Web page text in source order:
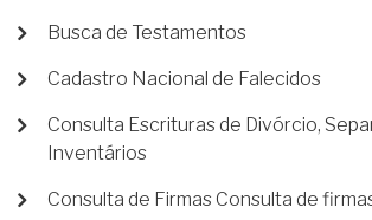
Busca de Testamentos
Cadastro Nacional de Falecidos
Consulta Escrituras de Divórcio,
Inventários
Consulta de Firmas Consulta de